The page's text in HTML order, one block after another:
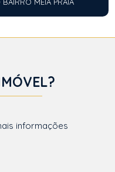
informações